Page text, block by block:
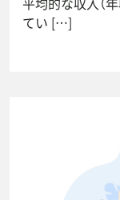
てい […]